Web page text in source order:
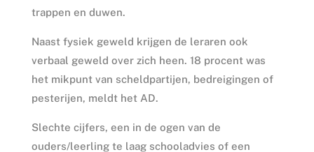
trappen en duwen.
Naast fysiek geweld krijgen de leraren ook
verbaal geweld over zich heen. 18 procent was
het mikpunt van scheldpartijen, bedreigingen of
pesterijen, meldt het AD.
Slechte cijfers, een in de ogen van de
ouders/leerling te laag schooladvies of een